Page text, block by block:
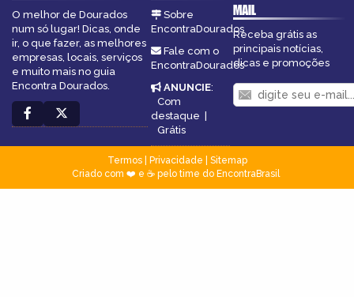
O melhor de Dourados
num só lugar! Dicas, onde
ir, o que fazer, as melhores
empresas, locais, serviços
e muito mais no guia
Encontra Dourados.
Sobre
EncontraDourados
Fale com o
EncontraDourados
ANUNCIE:
Com
destaque |
Grátis
MAIL
Receba grátis as
principais notícias,
dicas e promoções
Termos| Privacidade
Sitemap
Criado com ❤️ e ☕ pelo time do EncontraBrasil